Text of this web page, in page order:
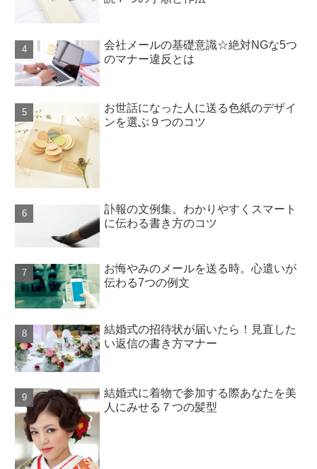
会社メールの基礎意識☆絶対NGな5つ
のマナー違反とは
お世話になった人に送る色紙のデザイ
ンを選ぶ９つのコツ
訃報の文例集。わかりやすくスマート
に伝わる書き方のコツ
お悔やみのメールを送る時。心遣いが
伝わる7つの例文
結婚式の招待状が届いたら！見直した
い返信の書き方マナー
結婚式に着物で参加する際あなたを美
人にみせる７つの髪型